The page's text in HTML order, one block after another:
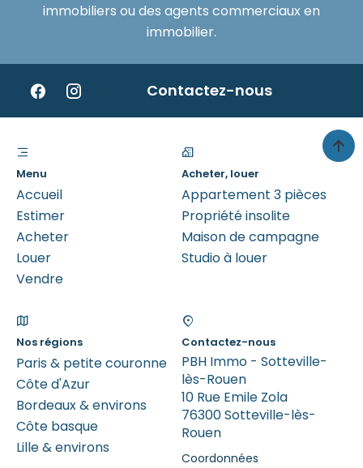
immobiliers ou des agents commerciaux en
immobilier.
Contactez-nous
Menu
Accueil
Estimer
Acheter
Louer
Vendre
Acheter, louer
Appartement 3 pièces
Propriété insolite
Maison de campagne
Studio à louer
Nos régions
Paris & petite couronne
Côte d'Azur
Bordeaux & environs
Côte basque
Lille & environs
Contactez-nous
PBH Immo - Sotteville-
lès-Rouen
10 Rue Emile Zola
76300 Sotteville-lès-
Rouen
Coordonnées